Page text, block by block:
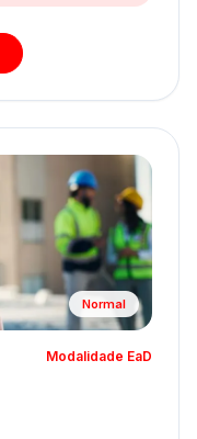
Normal
Modalidade EaD